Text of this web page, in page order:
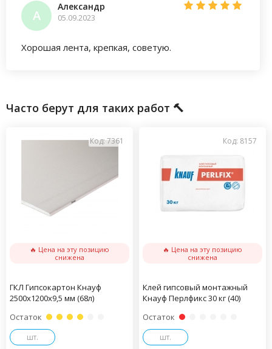
А
Александр
05.09.2023
Хорошая лента, крепкая, советую.
Часто берут для таких работ 🔨
Код: 7361
🔥 Цена на эту позицию
снижена
ГКЛ Гипсокартон Кнауф
2500х1200х9,5 мм (68л)
Остаток
шт.
Код: 8157
🔥 Цена на эту позицию
снижена
Клей гипсовый монтажный
Кнауф Перлфикс 30 кг (40)
Остаток
шт.